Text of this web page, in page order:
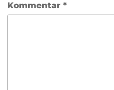
Kommentar *